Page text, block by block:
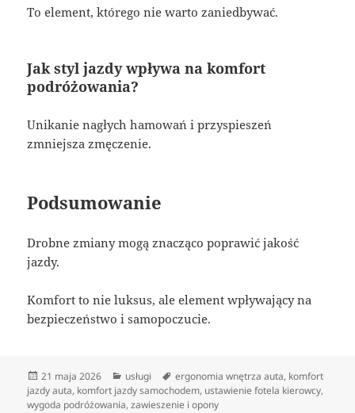
To element, którego nie warto zaniedbywać.
Jak styl jazdy wpływa na komfort
podróżowania?
Unikanie nagłych hamowań i przyspieszeń
zmniejsza zmęczenie.
Podsumowanie
Drobne zmiany mogą znacząco poprawić jakość
jazdy.
Komfort to nie luksus, ale element wpływający na
bezpieczeństwo i samopoczucie.
Data
publikacji
21 maja 2026 Kategorie
usługi Tagi
ergonomia wnętrza auta, komfort
jazdy auta, komfort jazdy samochodem, ustawienie fotela kierowcy,
wygoda podróżowania,zawieszenie i opony